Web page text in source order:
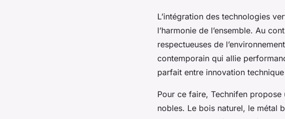
L’intégration des technologies
l’harmonie de l’ensemble. Au
respectueuses de
contemporain qui allie
parfait entre innovation
Pour ce faire, Technifen
nobles. Le bois naturel, le métal